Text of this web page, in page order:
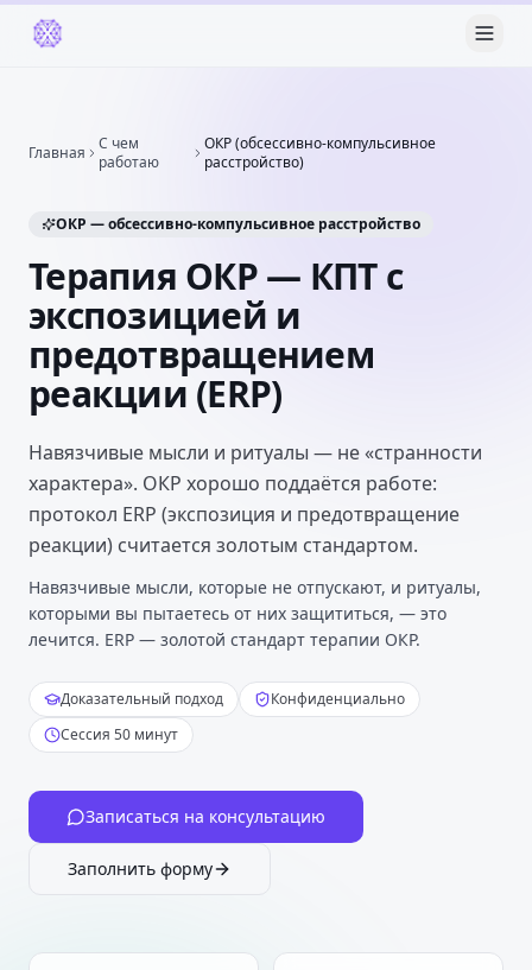
Главная
С чем
работаю
ОКР (обсессивно-компульсивное
расстройство)
ОКР — обсессивно-компульсивное расстройство
Терапия ОКР — КПТ с
экспозицией и
предотвращением
реакции (ERP)
Навязчивые мысли и ритуалы — не «странности
характера». ОКР хорошо поддаётся работе:
протокол ERP (экспозиция и предотвращение
реакции) считается золотым стандартом.
Навязчивые мысли, которые не отпускают, и ритуалы,
которыми вы пытаетесь от них защититься, — это
лечится. ERP — золотой стандарт терапии ОКР.
Доказательный подход
Конфиденциально
Сессия 50 минут
Записаться на консультацию
Заполнить форму